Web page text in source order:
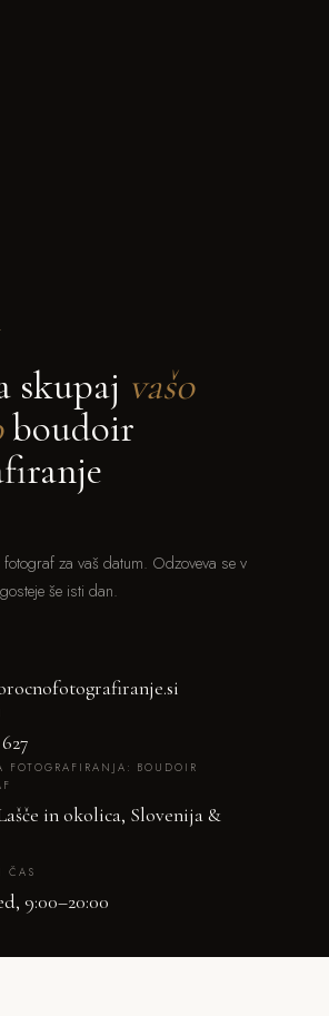
skupaj vašo
boudoir
fotograf za vaš datum. Odzoveva se v
še isti dan.
FOTOGRAFIRANJA: BOUDOIR
in okolica, Slovenija &
ČAS
9:00–20:00